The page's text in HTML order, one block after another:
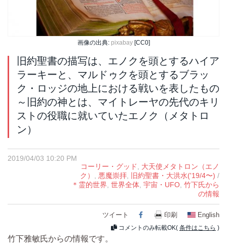
画像の出典: pixabay[CC0]
旧約聖書の描写は、エノクを頭とするハイア
ラーキーと、マルドゥクを頭とするブラッ
ク・ロッジの地上における戦いを表したもの
～旧約の神とは、マイトレーヤの先代のキリ
ストの役職に就いていたエノク（メタトロ
ン）
2019/04/03 10:20 PM
コーリー・グッド, 大天使メタトロン（エノ
ク） , 悪魔崇拝, 旧約聖書・大洪水('19/4〜) /
＊霊的世界, 世界全体, 宇宙・UFO, 竹下氏から
の情報
ツイート Facebook
印刷 English
コメントのみ転載OK( 条件はこちら )
竹下雅敏氏からの情報です。